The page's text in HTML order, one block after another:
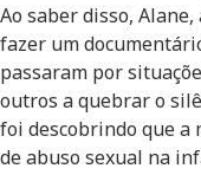
Ao saber disso,
fazer um
passaram por
outros a quebrar o
foi descobrindo que
de abuso sexual na